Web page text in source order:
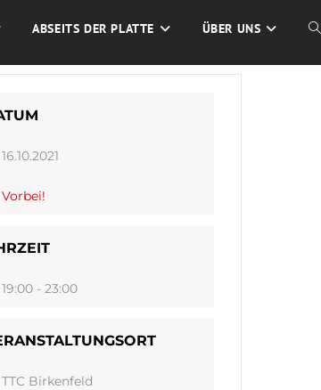
ABSEITS DER PLATTE ÜBER UNS
16.10.2021
Vorbei!
19:00 - 23:00
TTC Birkenfeld